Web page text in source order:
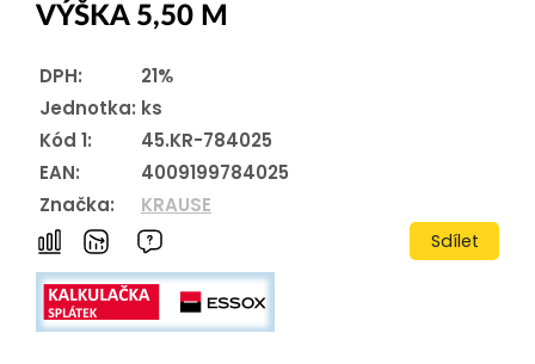
VÝŠKA 5,50 M
DPH:
21%
Jednotka: ks
Kód 1:
45.KR-784025
EAN:
4009199784025
Značka:
KRAUSE
Sdílet